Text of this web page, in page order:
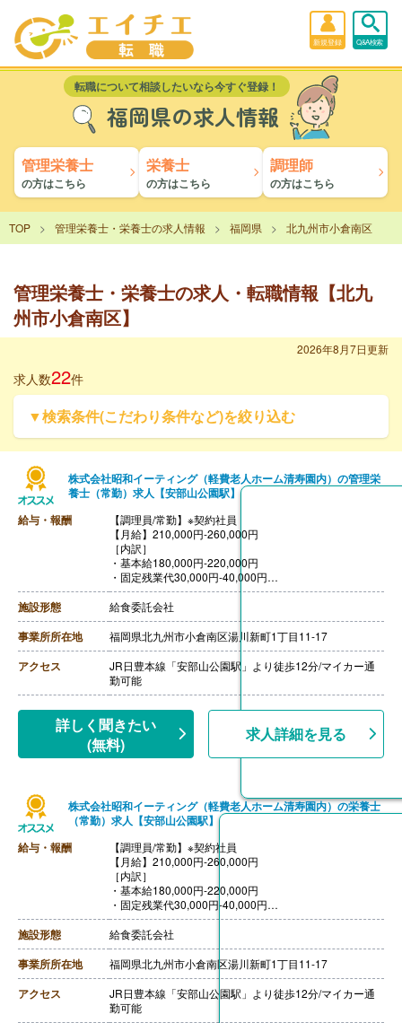
新規登録 Q&A検索
転職について相談したいなら今すぐ登録！
福岡県の求人情報
管理栄養士
の方はこちら
栄養士
の方はこちら
調理師
の方はこちら
TOP 管理栄養士・栄養士の求人情報 福岡県 北九州市小倉南区
管理栄養士・栄養士の求人・転職情報【北九
州市小倉南区】
2026年8月7日更新
求人数22件
▼検索条件(こだわり条件など)を絞り込む
株式会社昭和イーティング（軽費老人ホーム清寿園内）の管理栄
養士（常勤）求人【安部山公園駅】
給与・報酬
【調理員/常勤】※契約社員
【月給】210,000円-260,000円
［内訳］
・基本給180,000円-220,000円
・固定残業代30,000円-40,000円
※固定残業手当は時間外労働の有無に関わらず支給し、2
4時間から29時間を超える時間外労働分は追加で支給
【通勤手当】あり（上限15,000円）
【賞与】なし
【退職金】なし
【昇給】本人実績による
施設形態 給食委託会社
事業所所在地 福岡県北九州市小倉南区湯川新町1丁目11-17
アクセス
JR日豊本線「安部山公園駅」より徒歩12分/マイカー通
勤可能
詳しく聞きたい
(無料)
求人詳細を見る
株式会社昭和イーティング（軽費老人ホーム清寿園内）の栄養士
（常勤）求人【安部山公園駅】
給与・報酬
【調理員/常勤】※契約社員
【月給】210,000円-260,000円
［内訳］
・基本給180,000円-220,000円
・固定残業代30,000円-40,000円
※固定残業手当は時間外労働の有無に関わらず支給し、2
4時間から29時間を超える時間外労働分は追加で支給
【通勤手当】あり（上限15,000円）
【賞与】なし
【退職金】なし
【昇給】本人実績による
施設形態 給食委託会社
事業所所在地 福岡県北九州市小倉南区湯川新町1丁目11-17
アクセス
JR日豊本線「安部山公園駅」より徒歩12分/マイカー通
勤可能